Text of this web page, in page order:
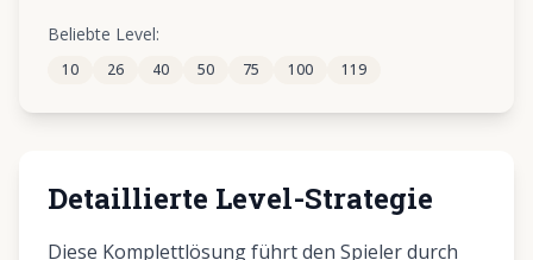
87
92 93 94 95
Beliebte Level:
10 26 40 50 75 100 119
Detaillierte Level-Strategie
Diese Komplettlösung führt den Spieler durch